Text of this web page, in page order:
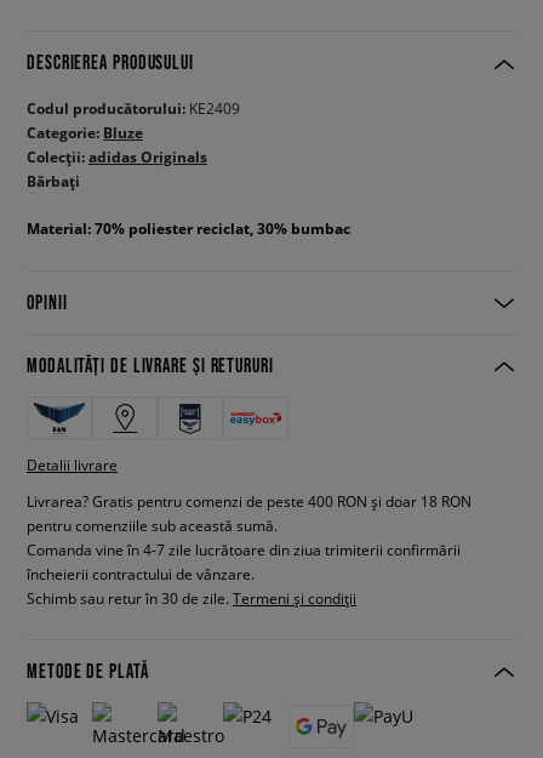
DESCRIEREA PRODUSULUI
Codul producătorului: KE2409
Categorie: Bluze
Colecții:adidas Originals
Bărbați
Material: 70% poliester reciclat, 30% bumbac
OPINII
MODALITĂȚI DE LIVRARE ȘI RETURURI
Detalii livrare
Livrarea? Gratis pentru comenzi de peste 400 RON și doar 18 RON
pentru comenziile sub această sumă.
Comanda vine în 4-7 zile lucrătoare din ziua trimiterii confirmării
încheierii contractului de vânzare.
Schimb sau retur în 30 de zile. Termeni și condiții
METODE DE PLATĂ